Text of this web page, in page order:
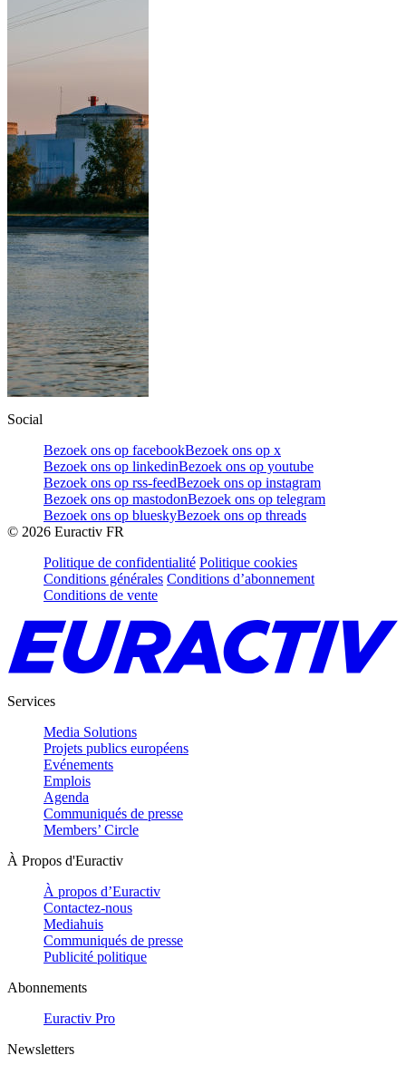
Social
Bezoek ons op facebookBezoek ons op x
Bezoek ons op linkedinBezoek ons op youtube
Bezoek ons op rss-feedBezoek ons op instagram
Bezoek ons op mastodonBezoek ons op telegram
Bezoek ons op blueskyBezoek ons op threads
© 2026 Euractiv FR
Politique de confidentialité Politique cookies
Conditions générales Conditions d’abonnement
Conditions de vente
Services
Media Solutions
Projets publics européens
Evénements
Emplois
Agenda
Communiqués de presse
Members’ Circle
À Propos d'Euractiv
À propos d’Euractiv
Contactez-nous
Mediahuis
Communiqués de presse
Publicité politique
Abonnements
Euractiv Pro
Newsletters